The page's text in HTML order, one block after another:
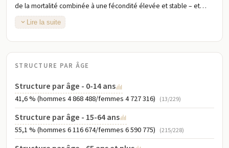
de la mortalité combinée à une fécondité élevée et stable – et
continue de connaître une croissance démographique rapide, ce
qui exerce une pression croissante sur les terres arables limitées du
pays. Près de 65 % de la population a moins de 25 ans en 2020, et
la population croît de 2,5 % par an. Les taux de mortalité, en
particulier ceux des nourrissons et des enfants, ont diminué grâce à
l'assainissement, mais les femmes continuent d'avoir en moyenne
plus de 4 enfants. Même si la fécondité était considérablement
réduite, la grande cohorte actuelle entrant dans ses années de
reproduction maintiendrait une forte croissance démographique
dans un avenir prévisible. Environ un tiers seulement de la
Lire la suite
STRUCTURE PAR ÂGE
Structure par âge - 0-14 ans
41,6 % (hommes 4 868 488/femmes 4 727 316) (13/229)
Structure par âge - 15-64 ans
55,1 % (hommes 6 116 674/femmes 6 590 775) (215/228)